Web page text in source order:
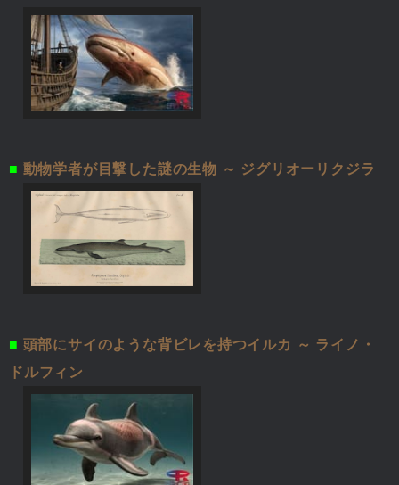
■ 動物学者が目撃した謎の生物 ～ ジグリオーリクジラ
■ 頭部にサイのような背ビレを持つイルカ ～ ライノ・
ドルフィン